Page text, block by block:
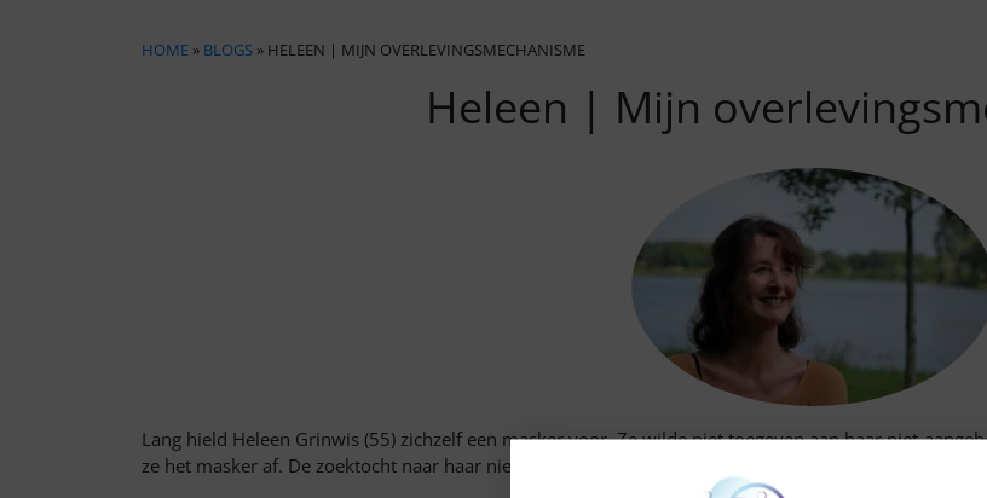
HOME » BLOGS » HELEEN | MIJN OVERLEVINGSMECHANISME
Heleen | Mijn
Lang hield Heleen Grinwis (55) zichzelf een masker voor. Ze wilde niet toegeven aan haar niet-
ze het masker af. De zoektocht naar haar nieuwe zelf deelt Heleen in haar blogposts. Deze blogpost